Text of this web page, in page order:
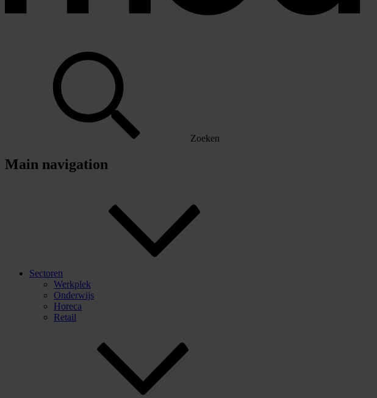
Zoeken
Main navigation
Sectoren
Werkplek
Onderwijs
Horeca
Retail